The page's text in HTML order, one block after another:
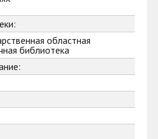
областная
библиотека